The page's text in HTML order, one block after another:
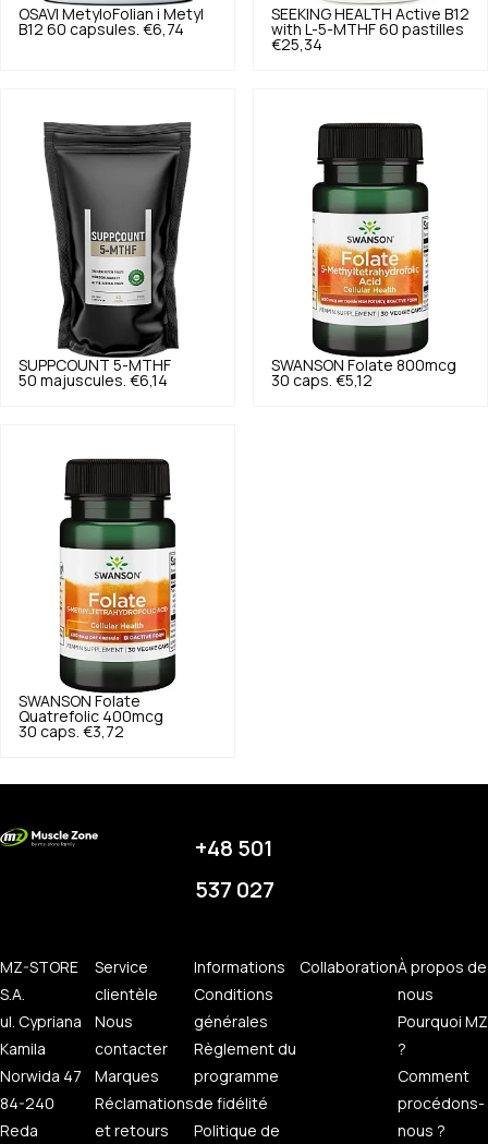
OSAVI MetyloFolian i Metyl
B12 60 capsules. €6,74
SEEKING HEALTH Active B12
with L-5-MTHF 60 pastilles
€25,34
SUPPCOUNT 5-MTHF
50 majuscules. €6,14
SWANSON Folate 800mcg
30 caps. €5,12
SWANSON Folate
Quatrefolic 400mcg
30 caps. €3,72
+48 501
537 027
MZ-STORE
S.A.
ul. Cypriana
Kamila
Norwida 47
84-240
Reda
Service
clientèle
Nous
contacter
Marques
Réclamations
et retours
Informations
Conditions
générales
Règlement du
programme
de fidélité
Politique de
CollaborationÀ propos de
nous
Pourquoi MZ
?
Comment
procédons-
nous ?